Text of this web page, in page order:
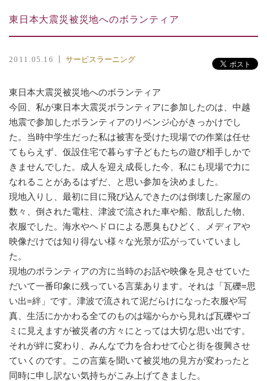
東日本大震災被災地へのボランティア
2011.05.16 サービスラーニング
東日本大震災被災地へのボランティア
今回、私が東日本大震災ボランティアに参加したのは、中越
地震で参加したボランティアのリベンジ心がきっかけでし
た。当時中学生だった私は被害を受けた現場での作業は任せ
てもらえず、仮設住宅で暮らす子どもたちの遊び相手しかで
きませんでした。成人を迎え成長した今、私にも現場で力に
なれることがあるはずだ、と思い参加を決めました。
現地入りし、最初に目に飛び込んできたのは倒壊した家屋の
数々、倒された電柱、津波で流された車や船、散乱した物、
衣服でした。海水やヘドロによる悪臭もひどく、メディアや
映像だけでは知り得ない様々な光景が広がっていていまし
た。
現地のボランティアの方に当時のお話や映像を見させていた
だいて一番印象に残っている言葉あります。それは「瓦礫=思
い出=絆」です。津波で流されて泥だらけになった衣服や写
真、生活にかかわる全てのものは端からから見れば瓦礫やゴ
ミに見えますが被災者の方々にとっては大切な思い出です。
それが絆に変わり、みんなで力を合わせて心と街を復興させ
ていくのです。この言葉を聞いて被災地の見方が変わったと
同時に申し訳ない気持ちがこみ上げてきました。